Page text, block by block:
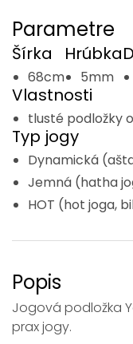
Parametre
Šírka
68cm
Hrúbka
5mm
Vlastnosti
tlusté podložky
Typ jogy
Dynamická
Jemná (hatha
HOT (hot joga,
Popis
Jogová podložka
prax jogy.